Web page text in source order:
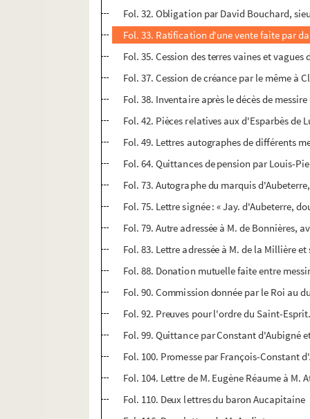
Fol. 32. Obligation par David Bouchard,
Fol. 33. Ratification d'une vente faite par
Fol. 35. Cession des terres vaines et
Fol. 37. Cession de créance par le même à
Fol. 38. Inventaire après le décès de
Fol. 42. Pièces relatives aux d'Esparbès de
Fol. 49. Lettres autographes de différents
Fol. 64. Quittances de pension par Louis-
Fol. 73. Autographe du marquis
Fol. 75. Lettre signée : « Jay. d'Aubeterre,
Fol. 79. Autre adressée à M. de Bonnières,
Fol. 83. Lettre adressée à M. de la Millière
Fol. 88. Donation mutuelle faite entre
Fol. 90. Commission donnée par le Roi au
Fol. 92. Preuves pour l'ordre du Saint-
Fol. 99. Quittance par Constant d'Aubigné
Fol. 100. Promesse par François-Constant
Fol. 104. Lettre de M. Eugène Réaume à M.
Fol. 110. Deux lettres du baron Aucapitaine